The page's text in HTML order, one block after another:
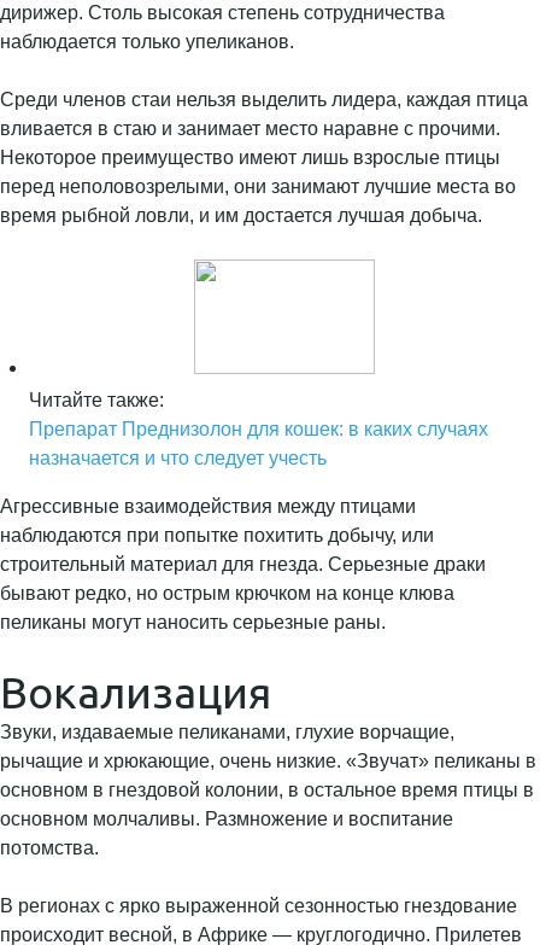
дирижер. Столь высокая степень сотрудничества
наблюдается только упеликанов.
Среди членов стаи нельзя выделить лидера, каждая птица
вливается в стаю и занимает место наравне с прочими.
Некоторое преимущество имеют лишь взрослые птицы
перед неполовозрелыми, они занимают лучшие места во
время рыбной ловли, и им достается лучшая добыча.
Читайте также:
Препарат Преднизолон для кошек: в каких случаях
назначается и что следует учесть
Агрессивные взаимодействия между птицами
наблюдаются при попытке похитить добычу, или
строительный материал для гнезда. Серьезные драки
бывают редко, но острым крючком на конце клюва
пеликаны могут наносить серьезные раны.
Вокализация
Звуки, издаваемые пеликанами, глухие ворчащие,
рычащие и хрюкающие, очень низкие. «Звучат» пеликаны в
основном в гнездовой колонии, в остальное время птицы в
основном молчаливы. Размножение и воспитание
потомства.
В регионах с ярко выраженной сезонностью гнездование
происходит весной, в Африке — круглогодично. Прилетев